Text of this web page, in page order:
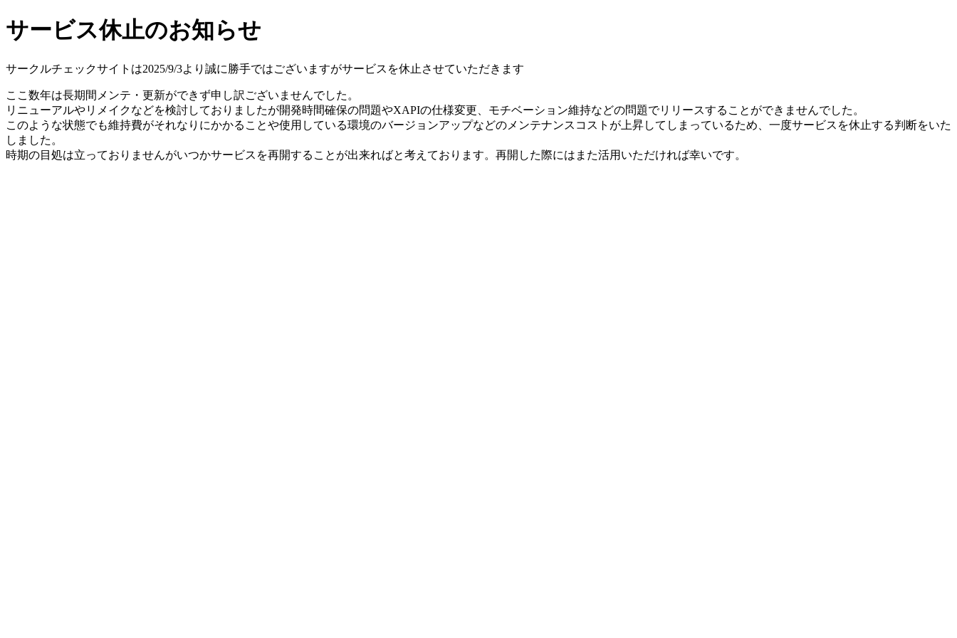
サービス休止のお知らせ
サークルチェックサイトは2025/9/3より誠に勝手ではございますがサービスを休止させていただきます
ここ数年は長期間メンテ・更新ができず申し訳ございませんでした。
リニューアルやリメイクなどを検討しておりましたが開発時間確保の問題やXAPIの仕様変更、モチベーション維持などの問題でリリースすることができませんでした。
このような状態でも維持費がそれなりにかかることや使用している環境のバージョンアップなどのメンテナンスコストが上昇してしまっているため、一度サービスを休止する判断をいた
しました。
時期の目処は立っておりませんがいつかサービスを再開することが出来ればと考えております。再開した際にはまた活用いただければ幸いです。